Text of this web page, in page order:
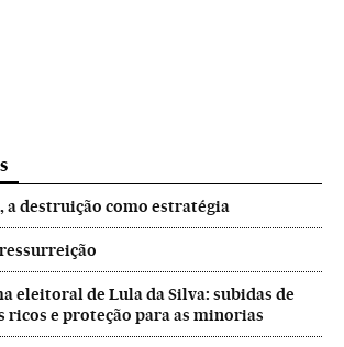
a destruição como estratégia
eleitoral de Lula da Silva: subidas de
ricos e proteção para as minorias